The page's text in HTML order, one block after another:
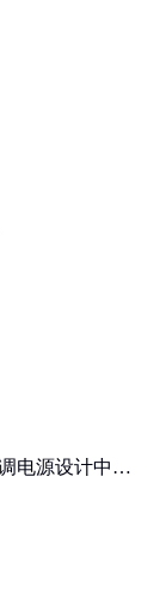
电源设计中的